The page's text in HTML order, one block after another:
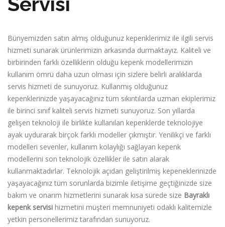
Bünyemizden satın almış olduğunuz kepenklerimiz ile ilgili servis
hizmeti sunarak ürünlerimizin arkasında durmaktayız. Kaliteli ve
birbirinden farklı özelliklerin olduğu kepenk modellerimizin
kullanım ömrü daha uzun olması için sizlere belirli aralıklarda
servis hizmeti de sunuyoruz. Kullanmış olduğunuz
kepenklerinizde yaşayacağınız tüm sıkıntılarda uzman ekiplerimiz
ile birinci sınıf kaliteli servis hizmeti sunuyoruz. Son yıllarda
gelişen teknoloji ile birlikte kullanılan kepenklerde teknolojiye
ayak uydurarak birçok farklı modeller çıkmıştır. Yenilikçi ve farklı
modelleri sevenler, kullanım kolaylığı sağlayan kepenk
modellerini son teknolojik özellikler ile satın alarak
kullanmaktadırlar. Teknolojik açıdan geliştirilmiş kepeneklerinizde
yaşayacağınız tüm sorunlarda bizimle iletişime geçtiğinizde size
bakım ve onarım hizmetlerini sunarak kısa sürede size Bayraklı
kepenk servisi hizmetini müşteri memnuniyeti odaklı kalitemizle
yetkin personellerimiz tarafından sunuyoruz.